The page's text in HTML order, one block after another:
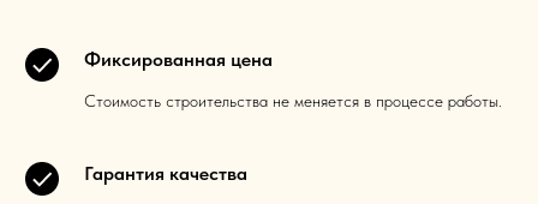
Фиксированная цена
Стоимость строительства не меняется в процессе работы.
Гарантия качества